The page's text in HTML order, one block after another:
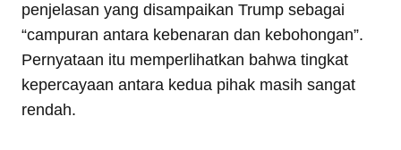
penjelasan yang disampaikan Trump sebagai
“campuran antara kebenaran dan kebohongan”.
Pernyataan itu memperlihatkan bahwa tingkat
kepercayaan antara kedua pihak masih sangat
rendah.